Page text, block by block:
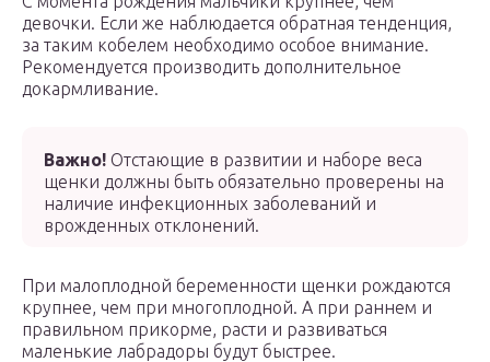
девочки. Если же наблюдается обратная тенденция,
за таким кобелем необходимо особое внимание.
Рекомендуется производить дополнительное
докармливание.
Важно! Отстающие в развитии и наборе веса
щенки должны быть обязательно проверены на
наличие инфекционных заболеваний и
врожденных отклонений.
При малоплодной беременности щенки рождаются
крупнее, чем при многоплодной. А при раннем и
правильном прикорме, расти и развиваться
маленькие лабрадоры будут быстрее.